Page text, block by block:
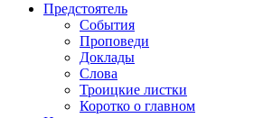
Предстоятель
События
Проповеди
Доклады
Слова
Троицкие листки
Коротко о главном